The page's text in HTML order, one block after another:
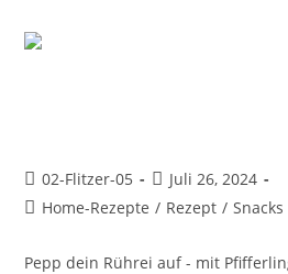
02-Flitzer-05
Juli 26, 2024
Home-Rezepte / Rezept / Snacks
Pepp dein Rührei auf - mit